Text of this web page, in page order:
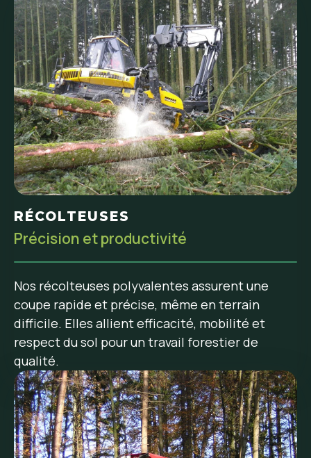
RÉCOLTEUSES
Précision et productivité
Nos récolteuses polyvalentes assurent une
coupe rapide et précise, même en terrain
difficile. Elles allient efficacité, mobilité et
respect du sol pour un travail forestier de
qualité.